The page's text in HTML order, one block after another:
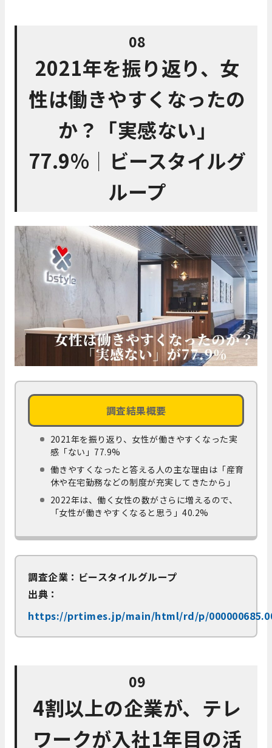
08
2021年を振り返り、女
性は働きやすくなったの
か？「実感ない」
77.9%│ビースタイルグ
ループ
調査結果概要
2021年を振り返り、女性が働きやすくなった実
感「ない」77.9%
働きやすくなったと答える人の主な理由は「産育
休や在宅勤務などの制度が充実してきたから」
2022年は、働く女性の数がさらに増えるので、
「女性が働きやすくなると思う」40.2%
調査企業：ビースタイルグループ
出典：
https://prtimes.jp/main/html/rd/p/
09
4割以上の企業が、テレ
ワークが入社1年目の活